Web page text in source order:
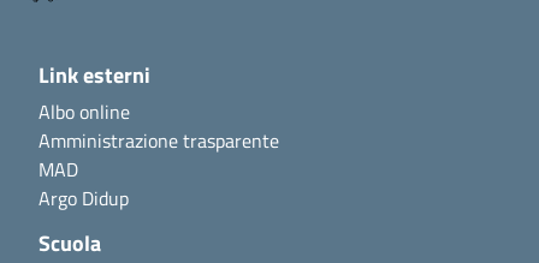
Link esterni
Albo online
Amministrazione trasparente
MAD
Argo Didup
Scuola